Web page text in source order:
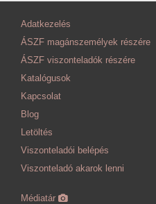
Adatkezelés
ÁSZF magánszemélyek részére
ÁSZF viszonteladók részére
Katalógusok
Kapcsolat
Blog
Letöltés
Viszonteladói belépés
Viszonteladó akarok lenni
Médiatár